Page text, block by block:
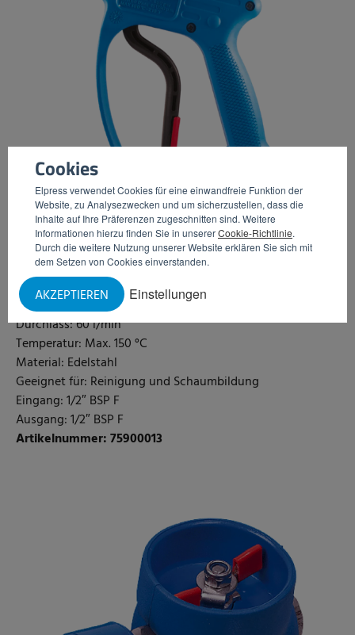
Cookies
Elpress verwendet Cookies für eine einwandfreie Funktion der
Website, zu Analysezwecken und um sicherzustellen, dass die
Inhalte auf Ihre Präferenzen zugeschnitten sind. Weitere
Informationen hierzu finden Sie in unsererCookie-Richtlinie.
Durch die weitere Nutzung unserer Website erklären Sie sich mit
dem Setzen von Cookies einverstanden.
Einstellungen
AKZEPTIEREN
Spritzpistole RL60
Arbeitsdruck: 65 bar
Durchlass: 60 l/min
Temperatur: Max. 150 °C
Material: Edelstahl
Geeignet für: Reinigung und Schaumbildung
Eingang: 1/2″ BSP F
Ausgang: 1/2″ BSP F
Artikelnummer: 75900013